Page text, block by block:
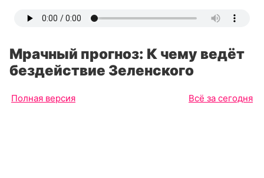
Мрачный прогноз: К чему ведёт
бездействие Зеленского
Полная версия Всё за сегодня